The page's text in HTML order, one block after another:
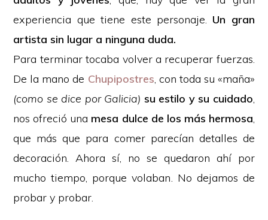
experiencia que tiene este personaje. Un gran
artista sin lugar a ninguna duda.
Para terminar tocaba volver a recuperar fuerzas.
De la mano de Chupipostres, con toda su «maña»
(como se dice por Galicia) su estilo y su cuidado,
nos ofreció una mesa dulce de los más hermosa,
que más que para comer parecían detalles de
decoración. Ahora sí, no se quedaron ahí por
mucho tiempo, porque volaban. No dejamos de
probar y probar.